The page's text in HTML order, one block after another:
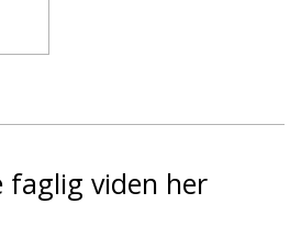
faglig viden her